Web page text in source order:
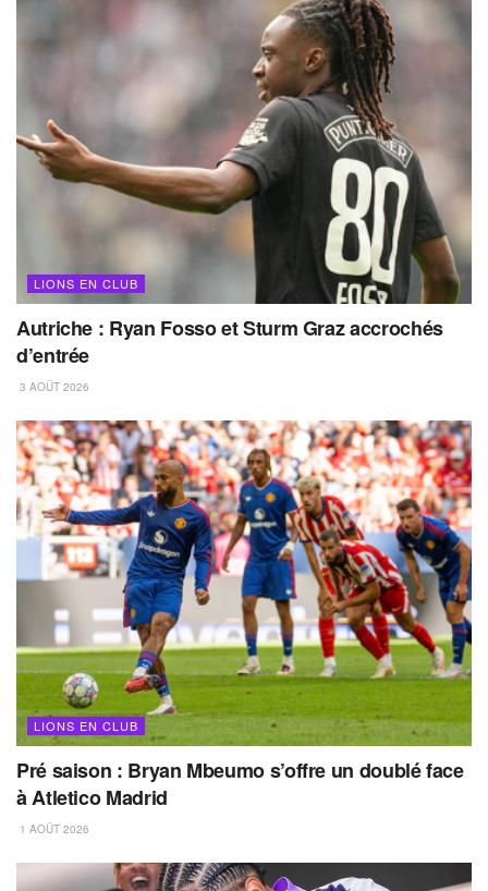
LIONS EN CLUB
Autriche : Ryan Fosso et Sturm Graz accrochés
d’entrée
3 AOÛT 2026
LIONS EN CLUB
Pré saison : Bryan Mbeumo s’offre un doublé face
à Atletico Madrid
1 AOÛT 2026